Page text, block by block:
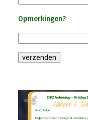
18-09-
20-11-
Archief
Opmerkingen?